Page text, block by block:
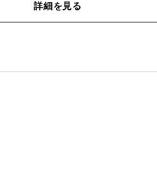
詳細を見る